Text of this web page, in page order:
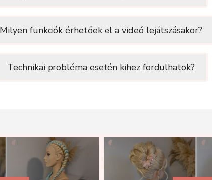
Milyen funkciók érhetőek el a videó lejátszásakor?
Technikai probléma esetén kihez fordulhatok?